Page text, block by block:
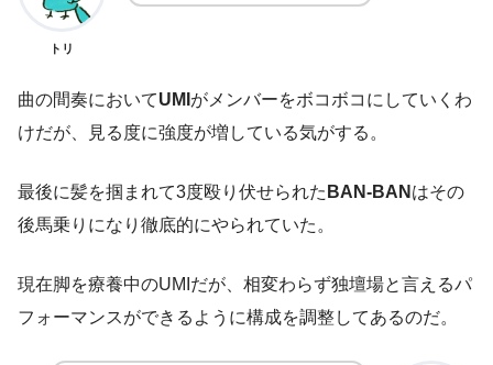
トリ
曲の間奏においてUMI がメンバーをボコボコにしていくわ
けだが、見る度に強度が増している気がする。
最後に髪を掴まれて3度殴り伏せられた BAN-BAN はその
後馬乗りになり徹底的にやられていた。
現在脚を療養中のUMIだが、相変わらず独壇場と言えるパ
フォーマンスができるように構成を調整してあるのだ。